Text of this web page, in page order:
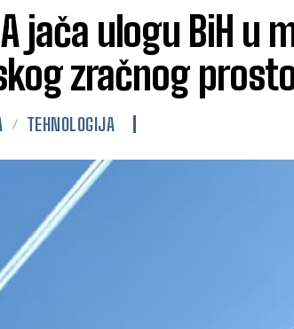
jača ulogu BiH u
zračnog
TEHNOLOGIJA